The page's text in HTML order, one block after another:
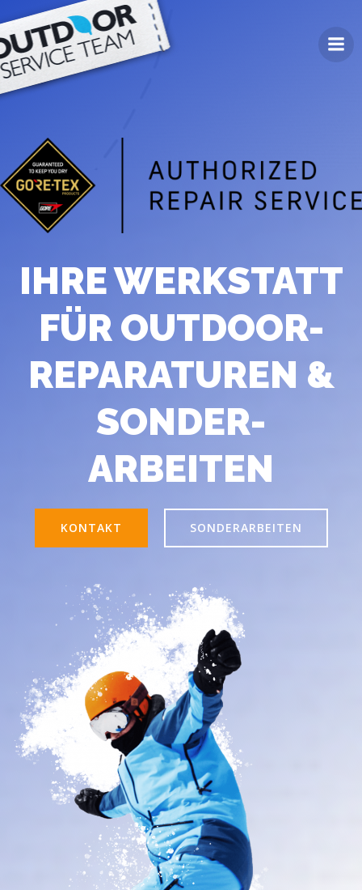
IHRE WERKSTATT
FÜR OUTDOOR-
REPARATUREN &
SONDER-
ARBEITEN
KONTAKT SONDERARBEITEN